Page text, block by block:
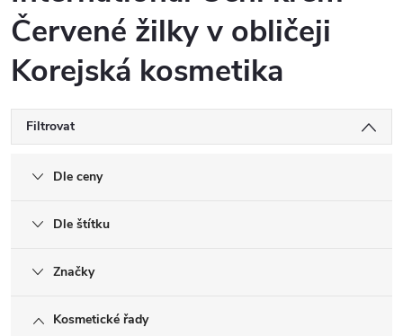
Červené žilky v obličeji
Korejská kosmetika
Filtrovat
Dle ceny
Dle štítku
Značky
Kosmetické řady